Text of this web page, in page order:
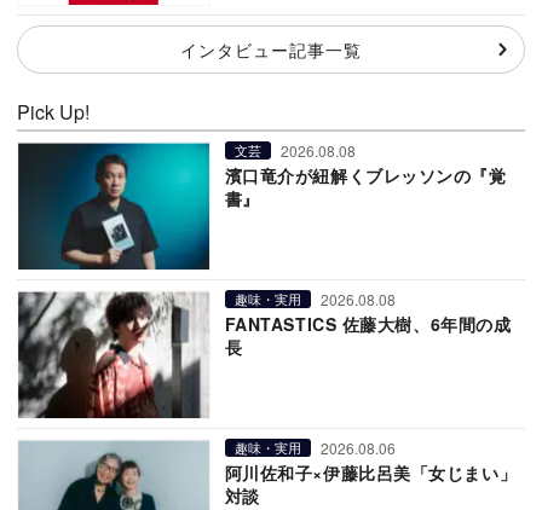
インタビュー記事一覧
Pick Up!
文芸 2026.08.08
濱口竜介が紐解くブレッソンの『覚
書』
趣味・実用 2026.08.08
FANTASTICS 佐藤大樹、6年間の成
長
趣味・実用 2026.08.06
阿川佐和子×伊藤比呂美「女じまい」
対談